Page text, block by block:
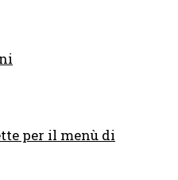
per il menù di